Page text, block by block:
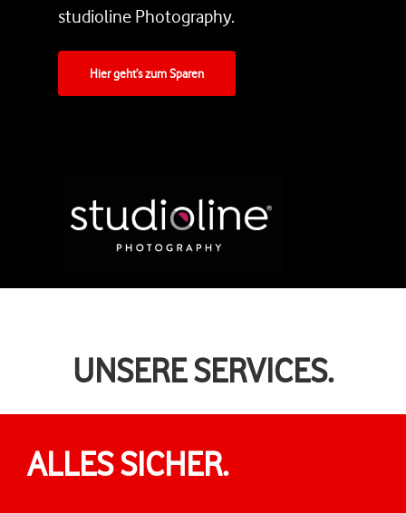
studioline Photography.
Hier geht’s zum Sparen
UNSERE SERVICES.
ALLES SICHER.